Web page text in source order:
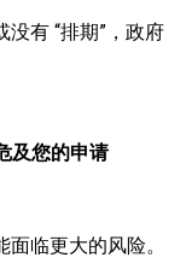
有 “排期”，政府
及您的申请
临更大的风险。